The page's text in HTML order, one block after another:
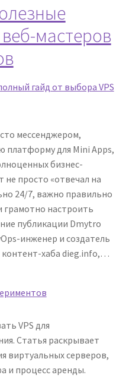
мастеров
гайд от выбора VPS
мессенджером,
платформу для Mini Apps,
бизнес-
просто «отвечал на
24/7, важно правильно
грамотно настроить
публикации Dmytro
инженер и создатель
контент-хаба dieg.info,…
VPS для
Статья раскрывает
виртуальных серверов,
и процесс аренды.